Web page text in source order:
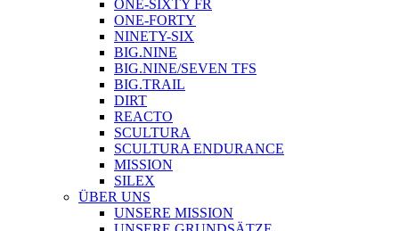
ONE-SIXTY FR
ONE-FORTY
NINETY-SIX
BIG.NINE
BIG.NINE/SEVEN TFS
BIG.TRAIL
DIRT
REACTO
SCULTURA
SCULTURA ENDURANCE
MISSION
SILEX
ÜBER UNS
UNSERE MISSION